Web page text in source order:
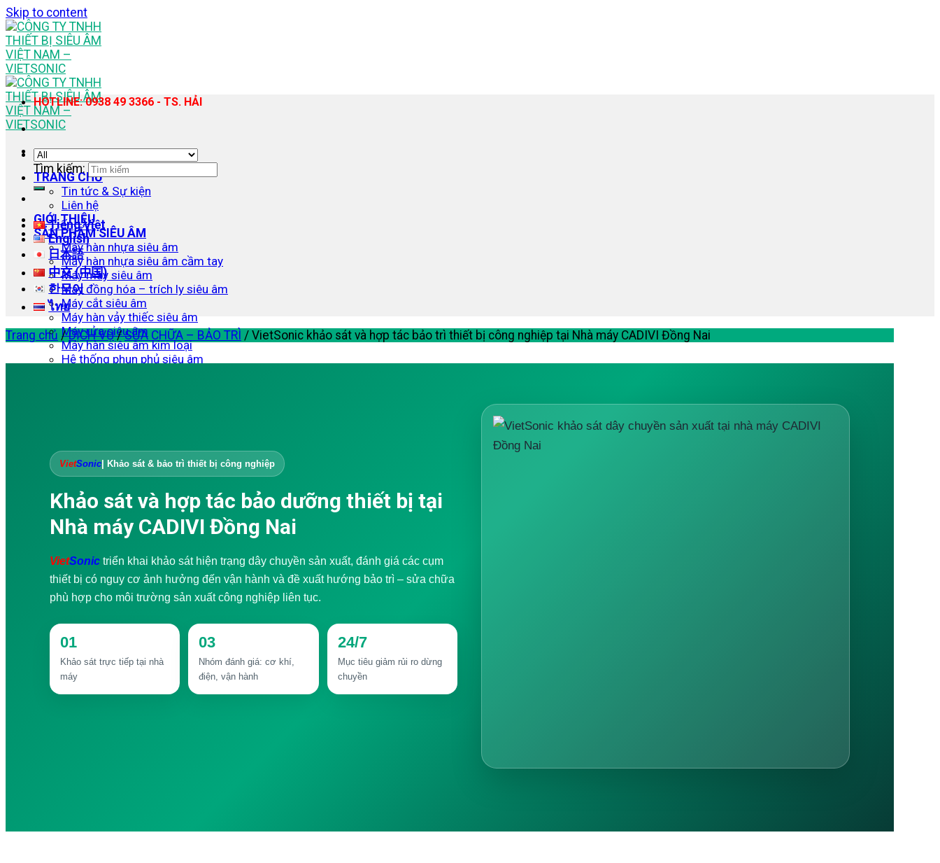
Skip to content
TRANG CHỦ
Tin tức & Sự kiện
Liên hệ
GIỚI THIỆU
SẢN PHẨM SIÊU ÂM
Máy hàn nhựa siêu âm
Máy hàn nhựa siêu âm cầm tay
Máy may siêu âm
Máy đồng hóa – trích ly siêu âm
Máy cắt siêu âm
Máy hàn vảy thiếc siêu âm
Máy rửa siêu âm
Máy hàn siêu âm kim loại
Hệ thống phun phủ siêu âm
Chống thấm
Đánh giá hư hỏng
Túi vải không dệt
Sản xuất túi vải không dệt
Dây chuyền sản xuất túi vải không dệt
Máy hàn siêu âm
Máy may siêu âm
Máy cắt siêu âm
Máy hàn siêu âm cầm tay
Khuấy và trích ly siêu âm
Máy sản xuất túi vải
Tiếng Việt
Tiếng Việt
English
HOTLINE: 0938 49 3366 - TS. HẢI
Tìm kiếm:
Tiếng Việt
English
日本語
中文 (中国)
한국어
ไทย
Trang chủ / DỊCH VỤ / SỬA CHỮA – BẢO TRÌ / VietSonic khảo sát và hợp tác bảo trì thiết bị công nghiệp tại Nhà máy CADIVI Đồng Nai
VietSonic| Khảo sát & bảo trì thiết bị công nghiệp
Khảo sát và hợp tác bảo dưỡng thiết bị tại
Nhà máy CADIVI Đồng Nai
VietSonic triển khai khảo sát hiện trạng dây chuyền sản xuất, đánh giá các cụm
thiết bị có nguy cơ ảnh hưởng đến vận hành và đề xuất hướng bảo trì – sửa chữa
phù hợp cho môi trường sản xuất công nghiệp liên tục.
01
Khảo sát trực tiếp tại nhà
máy
03
Nhóm đánh giá: cơ khí,
điện, vận hành
24/7
Mục tiêu giảm rủi ro dừng
chuyền